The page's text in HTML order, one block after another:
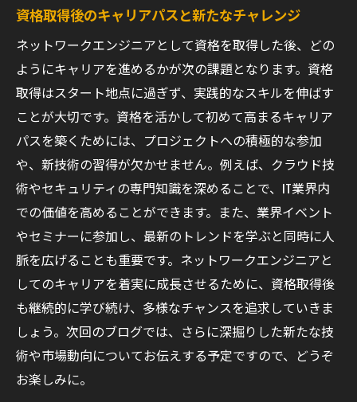
資格取得後のキャリアパスと新たなチャレンジ
ネットワークエンジニアとして資格を取得した後、どの
ようにキャリアを進めるかが次の課題となります。資格
取得はスタート地点に過ぎず、実践的なスキルを伸ばす
ことが大切です。資格を活かして初めて高まるキャリア
パスを築くためには、プロジェクトへの積極的な参加
や、新技術の習得が欠かせません。例えば、クラウド技
術やセキュリティの専門知識を深めることで、IT業界内
での価値を高めることができます。また、業界イベント
やセミナーに参加し、最新のトレンドを学ぶと同時に人
脈を広げることも重要です。ネットワークエンジニアと
してのキャリアを着実に成長させるために、資格取得後
も継続的に学び続け、多様なチャンスを追求していきま
しょう。次回のブログでは、さらに深掘りした新たな技
術や市場動向についてお伝えする予定ですので、どうぞ
お楽しみに。